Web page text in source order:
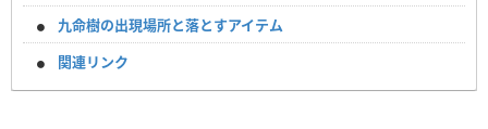
九命樹の出現場所と落とすアイテム
関連リンク